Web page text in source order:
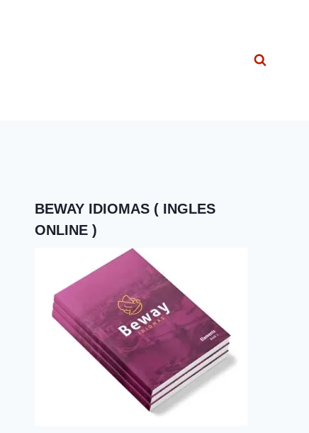
BEWAY IDIOMAS ( INGLES
ONLINE )